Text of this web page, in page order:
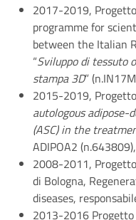
2017-2019,
programme for
between the Italian
“Sviluppo di tessuto
stampa 3D”
2015-2019,
autologous adipose-
(ASC) in the
ADIPOA2
2008-2011,
di Bologna,
diseases,
2013-2016